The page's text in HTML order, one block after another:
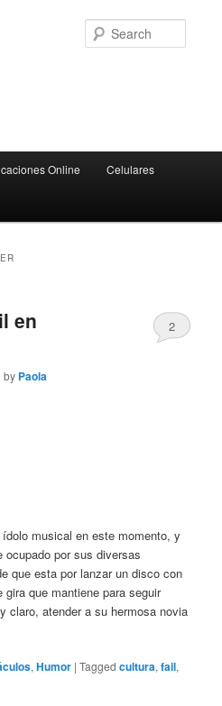
Online Celulares
en
by Paola
2
musical en este momento, y
ocupado por sus diversas
que esta por lanzar un disco con
que mantiene para seguir
claro, atender a su hermosa novia
,Humor |Tagged cultura,fail,